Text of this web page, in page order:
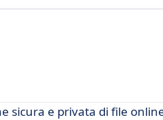
sicura e privata di file